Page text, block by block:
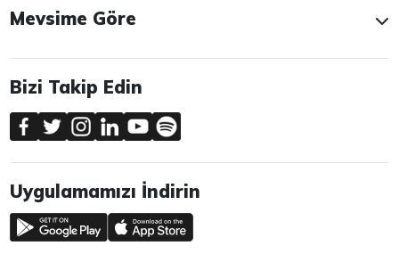
Mevsime Göre
Bizi Takip Edin
Uygulamamızı İndirin